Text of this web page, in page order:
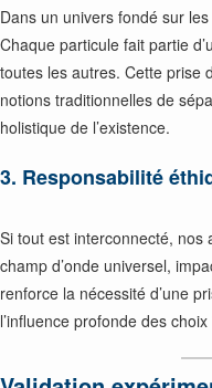
Dans un univers fondé sur
Chaque particule fait partie
toutes les autres. Cette prise
notions traditionnelles de
holistique de l’existence.
3. Responsabilité
Si tout est interconnecté,
champ d’onde universel,
renforce la nécessité d’une
l’influence profonde des